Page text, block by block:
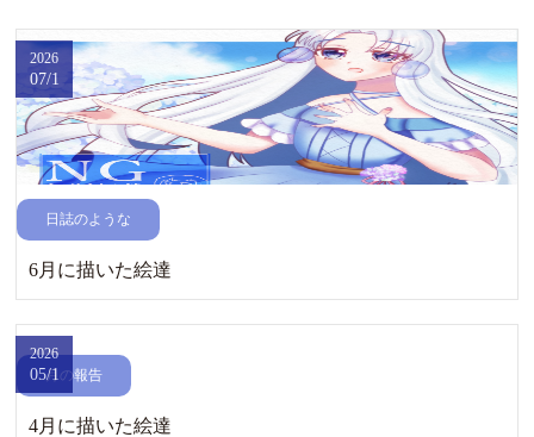
日誌のような
6月に描いた絵達
2026
07/1
月の報告
4月に描いた絵達
2026
05/1